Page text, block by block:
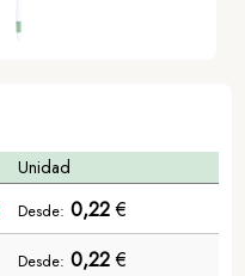
Unidad
Desde: 0,22€
Desde: 0,22€